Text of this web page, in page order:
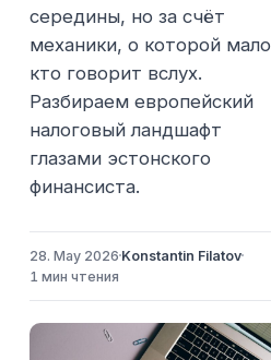
середины, но за счёт
механики, о которой мало
кто говорит вслух.
Разбираем европейский
налоговый ландшафт
глазами эстонского
финансиста.
28. May 2026Konstantin Filatov
1 мин чтения